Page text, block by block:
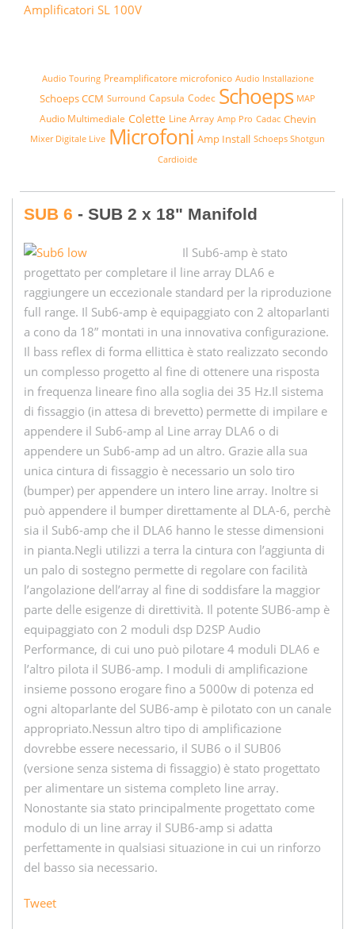
Amplificatori SL 100V
Audio Touring Preamplificatore microfonico Audio Installazione
Schoeps CCM Surround Capsula Codec Schoeps MAP
Audio Multimediale Colette Line Array Amp Pro Cadac Chevin
Mixer Digitale Live Microfoni Amp Install Schoeps Shotgun
Cardioide
SUB 6 - SUB 2 x 18" Manifold
Il Sub6-amp è stato
progettato per completare il line array DLA6 e
raggiungere un eccezionale standard per la riproduzione
full range. Il Sub6-amp è equipaggiato con 2 altoparlanti
a cono da 18” montati in una innovativa configurazione.
Il bass reflex di forma ellittica è stato realizzato secondo
un complesso progetto al fine di ottenere una risposta
in frequenza lineare fino alla soglia dei 35 Hz.Il sistema
di fissaggio (in attesa di brevetto) permette di impilare e
appendere il Sub6-amp al Line array DLA6 o di
appendere un Sub6-amp ad un altro. Grazie alla sua
unica cintura di fissaggio è necessario un solo tiro
(bumper) per appendere un intero line array. Inoltre si
può appendere il bumper direttamente al DLA-6, perchè
sia il Sub6-amp che il DLA6 hanno le stesse dimensioni
in pianta.Negli utilizzi a terra la cintura con l’aggiunta di
un palo di sostegno permette di regolare con facilità
l’angolazione dell’array al fine di soddisfare la maggior
parte delle esigenze di direttività. Il potente SUB6-amp è
equipaggiato con 2 moduli dsp D2SP Audio
Performance, di cui uno può pilotare 4 moduli DLA6 e
l’altro pilota il SUB6-amp. I moduli di amplificazione
insieme possono erogare fino a 5000w di potenza ed
ogni altoparlante del SUB6-amp è pilotato con un canale
appropriato.Nessun altro tipo di amplificazione
dovrebbe essere necessario, il SUB6 o il SUB06
(versione senza sistema di fissaggio) è stato progettato
per alimentare un sistema completo line array.
Nonostante sia stato principalmente progettato come
modulo di un line array il SUB6-amp si adatta
perfettamente in qualsiasi situazione in cui un rinforzo
del basso sia necessario.
Tweet